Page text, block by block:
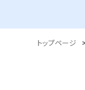
トップページ